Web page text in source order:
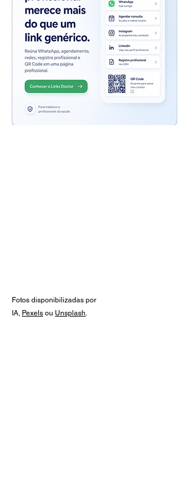
Fotos disponibilizadas por
IA, Pexels ou Unsplash.